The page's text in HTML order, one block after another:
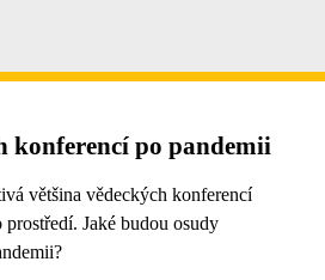
konferencí po pandemii
většina vědeckých konferencí
Jaké budou osudy